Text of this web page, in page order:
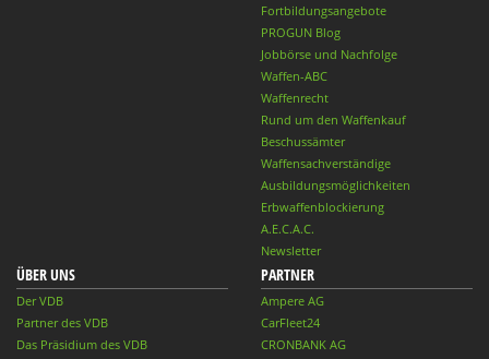
Fortbildungsangebote
PROGUN Blog
Jobbörse und Nachfolge
Waffen-ABC
Waffenrecht
Rund um den Waffenkauf
Beschussämter
Waffensachverständige
Ausbildungsmöglichkeiten
Erbwaffenblockierung
A.E.C.A.C.
Newsletter
ÜBER UNS
Der VDB
Partner des VDB
Das Präsidium des VDB
PARTNER
Ampere AG
CarFleet24
CRONBANK AG